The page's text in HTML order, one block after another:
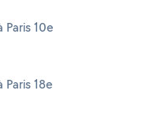
10e
18e